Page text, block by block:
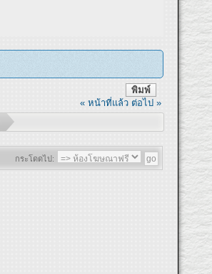
พิมพ์
« หน้าที่แล้ว ต่อไป »
กระโดดไป: